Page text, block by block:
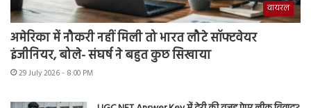
वायरल
अमेरिका में नौकरी नहीं मिली तो भारत लौटे सॉफ्टवेयर
इंजीनियर, बोले- संघर्ष ने बहुत कुछ सिखाया
29 July 2026 - 8:00 PM